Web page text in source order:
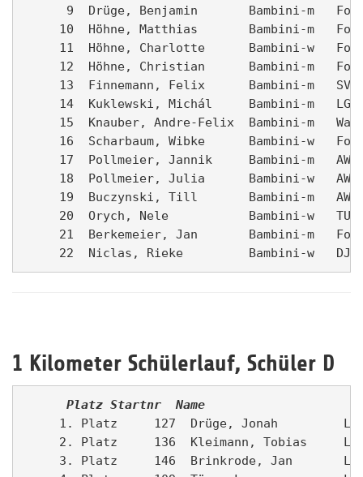
9  Drüge, Benjamin       Bambini-m
10  Höhne, Matthias       Bambini-m
11  Höhne, Charlotte      Bambini-w
12  Höhne, Christian      Bambini-m
13  Finnemann, Felix      Bambini-m
14  Kuklewski, Michál     Bambini-m
15  Knauber, Andre-Felix
16  Scharbaum, Wibke      Bambini-w
17  Pollmeier, Jannik     Bambini-m
18  Pollmeier, Julia      Bambini-w
19  Buczynski, Till       Bambini-m
20  Orych, Nele
21  Berkemeier, Jan       Bambini-m
1 Kilometer Schülerlauf, Schüler D
      Platz
Startnr
Name
1. Platz     127  Drüge, Jonah
2. Platz     136  Kleimann, Tobias
3. Platz     146  Brinkrode, Jan